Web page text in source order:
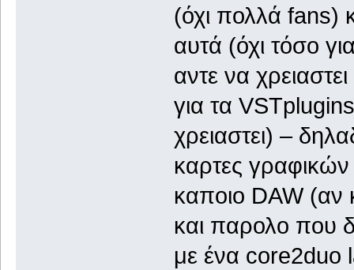
(όχι πολλά fans)
αυτά (όχι τόσο
αντε να
για τα VSTplugins
χρειαστει) –
καρτες
καποιο DAW(αν
και παρολο που
με ένα core2duo